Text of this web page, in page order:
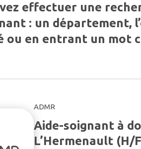
effectuer une
: un département,
ou en entrant un mot
ADMR
Aide-soignant à
L’Hermenault (H/